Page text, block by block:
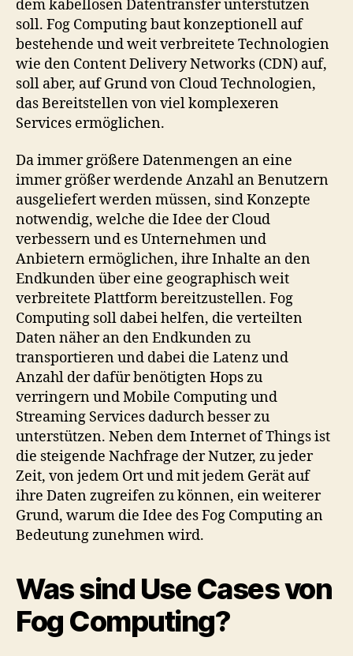
dem kabellosen Datentransfer unterstützen
soll. Fog Computing baut konzeptionell auf
bestehende und weit verbreitete Technologien
wie den Content Delivery Networks (CDN) auf,
soll aber, auf Grund von Cloud Technologien,
das Bereitstellen von viel komplexeren
Services ermöglichen.
Da immer größere Datenmengen an eine
immer größer werdende Anzahl an Benutzern
ausgeliefert werden müssen, sind Konzepte
notwendig, welche die Idee der Cloud
verbessern und es Unternehmen und
Anbietern ermöglichen, ihre Inhalte an den
Endkunden über eine geographisch weit
verbreitete Plattform bereitzustellen. Fog
Computing soll dabei helfen, die verteilten
Daten näher an den Endkunden zu
transportieren und dabei die Latenz und
Anzahl der dafür benötigten Hops zu
verringern und Mobile Computing und
Streaming Services dadurch besser zu
unterstützen. Neben dem Internet of Things ist
die steigende Nachfrage der Nutzer, zu jeder
Zeit, von jedem Ort und mit jedem Gerät auf
ihre Daten zugreifen zu können, ein weiterer
Grund, warum die Idee des Fog Computing an
Bedeutung zunehmen wird.
Was sind Use Cases von
Fog Computing?